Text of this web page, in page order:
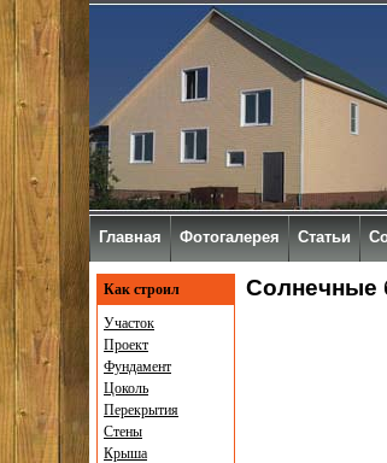
Солнечные
Как строил
Участок
Проект
Фундамент
Цоколь
Перекрытия
Стены
Крыша
Главная Фотогалерея Статьи